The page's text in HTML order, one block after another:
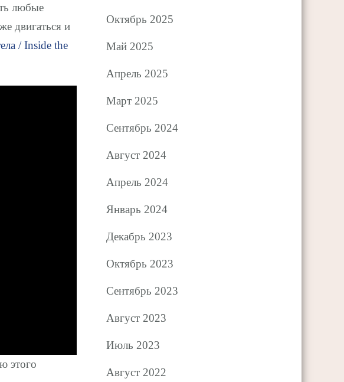
любые
двигаться и
/ Inside the
этого
Октябрь 2025
Май 2025
Апрель 2025
Март 2025
Сентябрь 2024
Август 2024
Апрель 2024
Январь 2024
Декабрь 2023
Октябрь 2023
Сентябрь 2023
Август 2023
Июль 2023
Август 2022